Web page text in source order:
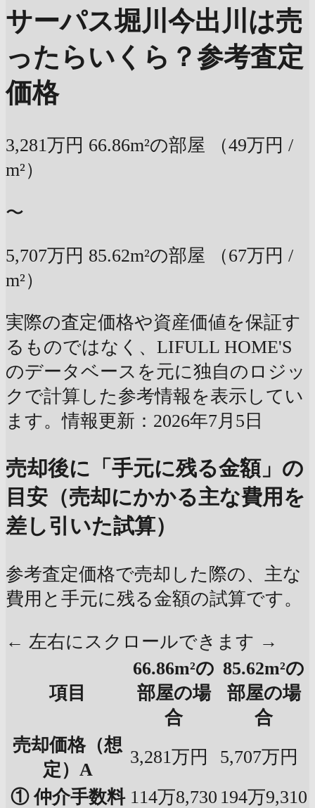
サーパス堀川今出川は売
ったらいくら？参考査定
価格
3,281万円 66.86m²の部屋
（49万円 /
m²）
〜
5,707万円 85.62m²の部屋
（67万円 /
m²）
実際の査定価格や資産価値を保証す
るものではなく、LIFULL HOME'S
のデータベースを元に独自のロジッ
クで計算した参考情報を表示してい
ます。情報更新：2026年7月5日
売却後に「手元に残る金額」の
目安（売却にかかる主な費用を
差し引いた試算）
参考査定価格で売却した際の、主な
費用と手元に残る金額の試算です。
← 左右にスクロールできます →
項目
66.86m²の
部屋の場
合
85.62m²の
部屋の場
合
売却価格（想
定）A
3,281万円
5,707万円
① 仲介手数料 114万8,730 194万9,310